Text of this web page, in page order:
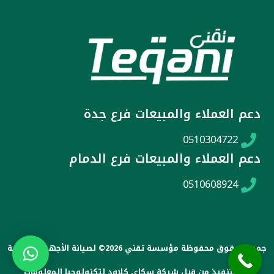
r
m
دعم العملاء والمبيعات فرع جدة
0510304722
دعم العملاء والمبيعات فرع الدمام
0510608924
جميع الحقوق محفوظة مؤسسة تقني 2026© لصيانة الأجهزة المنزلية